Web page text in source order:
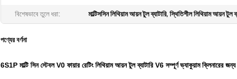
বিশেষভাবে তুলে ধরা: মাল্টিসসিন লিথিয়াম আয়ন টুল ব্যাটারি, স্থিতিশীল লিথিয়াম আয়ন টুল
পণ্যের বর্ণনা
6S1P মাল্টি সিন স্টেবল V0 ফায়ার রেটিং লিথিয়াম আয়ন টুল ব্যাটারি V6 সম্পূর্ণ ভ্যাকুয়াম ক্লিনারের